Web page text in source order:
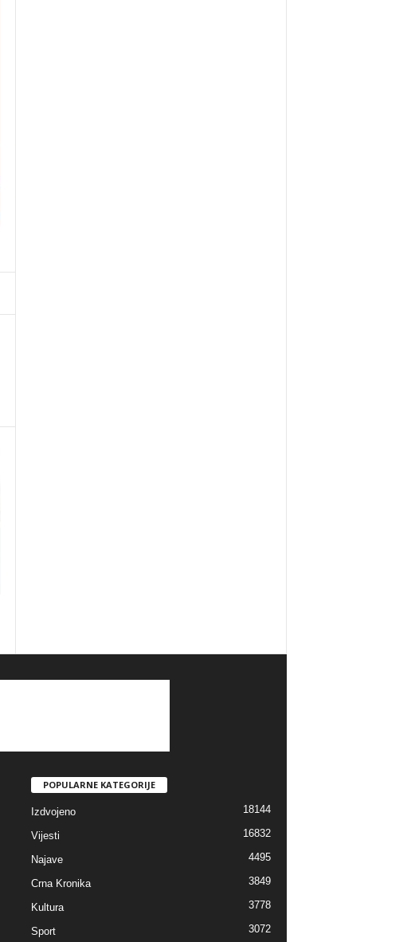
POPULARNE KATEGORIJE
Izdvojeno 18144
Vijesti 16832
Najave 4495
Crna Kronika 3849
Kultura 3778
Sport 3072